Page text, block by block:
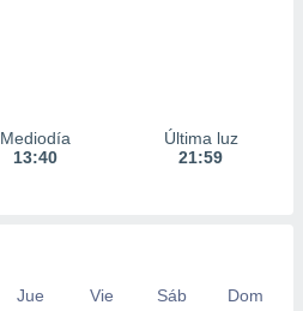
Mediodía
13:40
Última luz
21:59
Jue Vie Sáb
Dom